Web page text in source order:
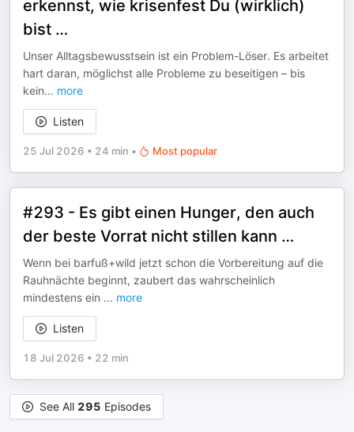
erkennst, wie krisenfest Du (wirklich)
bist …
Unser Alltagsbewusstsein ist ein Problem-Löser. Es arbeitet
hart daran, möglichst alle Probleme zu beseitigen – bis
kein... more
Listen
25 Jul 2026 • 24 min • Most popular
#293 - Es gibt einen Hunger, den auch
der beste Vorrat nicht stillen kann …
Wenn bei barfuß+wild jetzt schon die Vorbereitung auf die
Rauhnächte beginnt, zaubert das wahrscheinlich
mindestens ein ... more
Listen
18 Jul 2026 • 22 min
See All 295 Episodes